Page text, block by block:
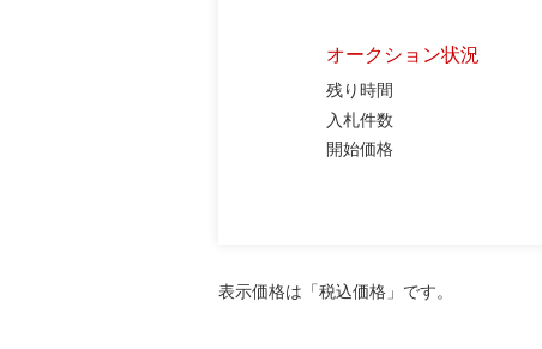
オークション状況
残り時間
入札件数
開始価格
表示価格は「税込価格」です。